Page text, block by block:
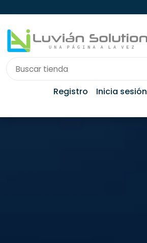
Registro Inicia sesión